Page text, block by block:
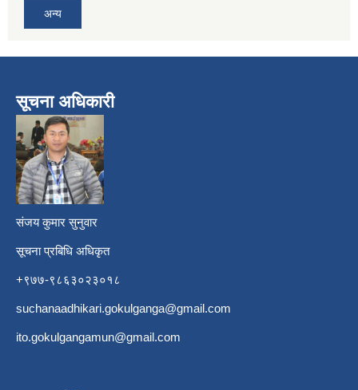
अन्य
सूचना अधिकारी
संजय कुमार सुनुवार
सूचना प्रबिधि अधिकृत
+९७७-९८६३०२३०१८
suchanaadhikari.gokulganga@gmail.com
ito.gokulgangamun@gmail.com